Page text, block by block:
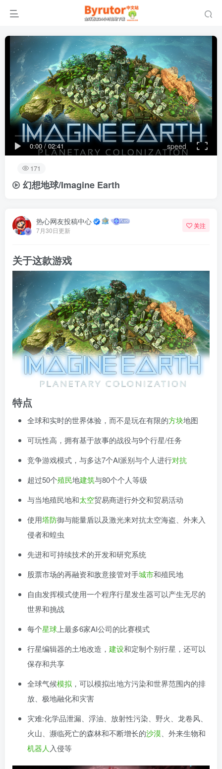
0:00/02:41 speed
171
幻想地球/Imagine Earth
热心网友投稿中心
7月30日更新
关注
关于这款游戏
特点
全球和实时的世界体验，而不是玩在有限的方块地图
可玩性高，拥有基于故事的战役与9个行星/任务
竞争游戏模式，与多达7个AI派别与个人进行对抗
超过50个殖民地建筑与80个个人等级
与当地殖民地和太空贸易商进行外交和贸易活动
使用塔防御与能量盾以及激光来对抗太空海盗、外来入
侵者和蝗虫
先进和可持续技术的开发和研究系统
股票市场的再融资和敌意接管对手城市和殖民地
自由发挥模式使用一个程序行星发生器可以产生无尽的
世界和挑战
每个星球 上最多6家AI公司的比赛模式
行星编辑器的土地改造， 建设和定制个别行星，还可以
保存和共享
全球气候模拟 ，可以模拟出地方污染和世界范围内的排
放、极地融化和灾害
灾难:化学品泄漏、浮油、放射性污染、野火、龙卷风、
火山、濒临死亡的森林和不断增长的沙漠 、外来生物和
机器人 入侵等